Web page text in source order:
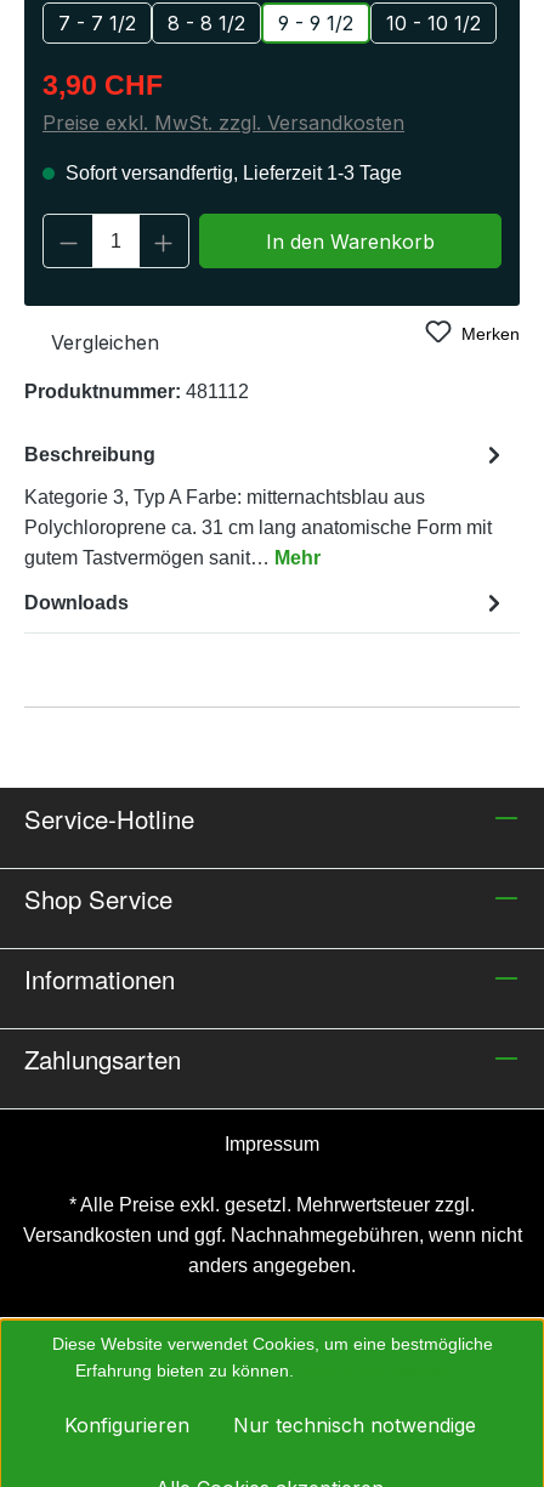
Regulärer Preis:
3,90 CHF
Preise exkl. MwSt. zzgl. Versandkosten
Sofort versandfertig, Lieferzeit 1-3 Tage
7 - 7 1/2 8 - 8 1/2 9 - 9 1/2 10 - 10 1/2
Produkt Anzahl: Gib den gewünschten
In den Warenkorb
Vergleichen Merken
Produktnummer: 481112
Beschreibung
Kategorie 3, Typ A Farbe: mitternachtsblau aus
Polychloroprene ca. 31 cm lang anatomische Form mit
gutem Tastvermögen sanit… Mehr
Downloads
Service-Hotline
Shop Service
Informationen
Zahlungsarten
Impressum
* Alle Preise exkl. gesetzl. Mehrwertsteuer zzgl.
Versandkosten und ggf. Nachnahmegebühren, wenn nicht
anders angegeben.
Diese Website verwendet Cookies, um eine bestmögliche
Erfahrung bieten zu können.
Nur technisch notwendige
Konfigurieren